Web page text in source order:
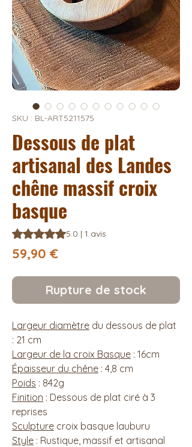
SKU : BL-ART5211575
Dessous de plat
artisanal des Landes
chêne massif croix
basque
La note est de 5.0 sur cinq étoiles selon 1
5.0 | 1 avis
59,90 €Prix
Rupture de stock
Largeur diamètre du dessous de plat
: 21 cm
Largeur de la croix Basque : 16cm
Épaisseur du chêne : 4,8 cm
Poids : 842g
Finition : Dessous de plat ciré à 3
reprises
Sculpture croix basque lauburu
Style : Rustique, massif et artisanal